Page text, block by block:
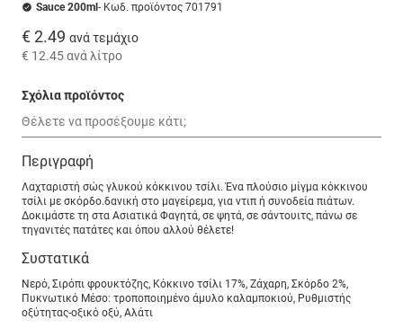
Sauce 200ml - Κωδ. προϊόντος 701791
€ 2.49 ανά τεμάχιο
€ 12.45ανά λίτρο
Σχόλια προϊόντος
Περιγραφή
Λαχταριστή σώς γλυκού κόκκινου τσίλι. Ένα πλούσιο μίγμα κόκκινου
τσίλι με σκόρδο.δανική στο μαγείρεμα, για ντιπ ή συνοδεία πιάτων.
Δοκιμάστε τη στα Ασιατικά Φαγητά, σε ψητά, σε σάντουιτς, πάνω σε
τηγανιτές πατάτες και όπου αλλού θέλετε!
Συστατικά
Νερό, Σιρόπι φρουκτόζης, Κόκκινο τσίλι 17%, Ζάχαρη, Σκόρδο 2%,
Πυκνωτικό Μέσο: τροποποιημένο άμυλο καλαμποκιού, Ρυθμιστής
οξύτητας-οξικό οξύ, Αλάτι